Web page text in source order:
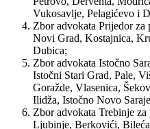
Vukosavlјe, Pelagićevo i
Zbor advokata Prijedor za
Novi Grad, Kostajnica,
Dubica;
Zbor advokata Istočno
Istočni Stari Grad, Pale,
Goražde, Vlasenica,
Ilidža, Istočno Novo
Zbor advokata Trebinje
Ljubinje, Berkovići,